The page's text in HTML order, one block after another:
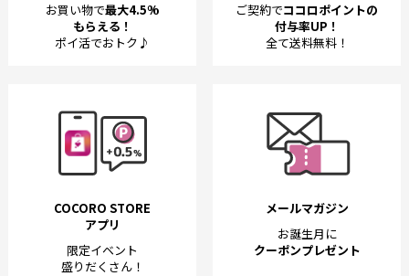
お買い物で最大4.5%
もらえる！
ポイ活でおトク♪
ご契約でココロポイントの
付与率UP！
全て送料無料！
COCORO STORE
アプリ
限定イベント
盛りだくさん！
メールマガジン
お誕生月に
クーポンプレゼント